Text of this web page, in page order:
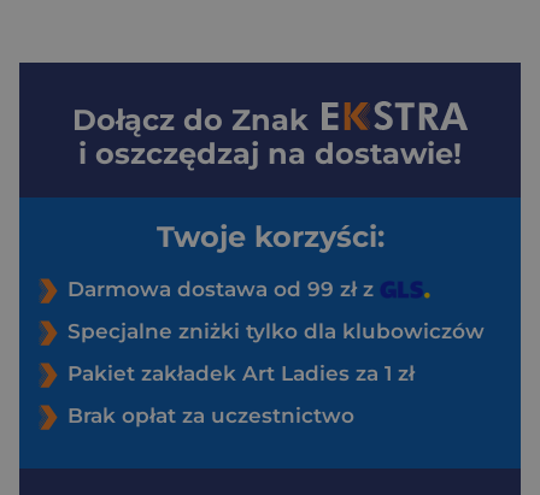
Dołącz do Znak
i oszczędzaj na dostawie!
Twoje korzyści:
Darmowa dostawa od 99 zł z
Specjalne zniżki tylko dla klubowiczów
Pakiet zakładek Art Ladies za 1 zł
Brak opłat za uczestnictwo